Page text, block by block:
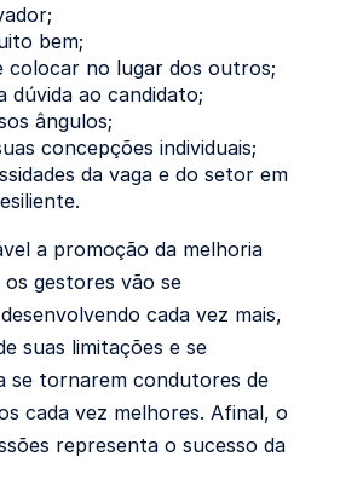
bem;
colocar no lugar dos outros;
dúvida ao candidato;
ângulos;
concepções individuais;
da vaga e do setor em
a promoção da melhoria
gestores vão se
cada vez mais,
suas limitações e se
se tornarem condutores de
cada vez melhores. Afinal, o
representa o sucesso da